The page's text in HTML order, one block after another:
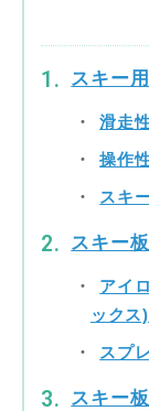
スキー
滑走
操作
スキ
スキー
アイ
ックス)
スプ
スキー